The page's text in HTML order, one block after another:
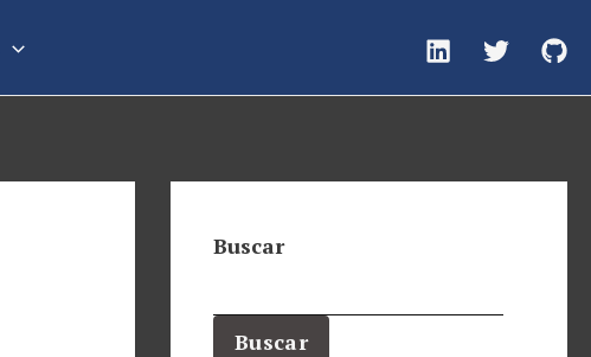
Buscar
Buscar